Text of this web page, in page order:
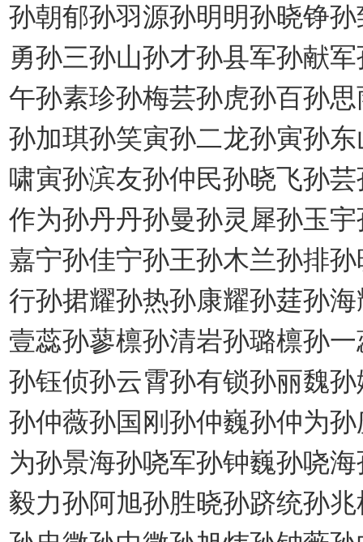
孙朝郁孙羽源孙明明孙晓铮
勇孙三孙山孙才孙县军孙献
午孙素珍孙梅芸孙虎孙百孙
孙加琪孙笑寅孙二龙孙寅孙
啸寅孙滨友孙仲民孙晓飞孙
作为孙丹丹孙曼孙灵犀孙玉
嘉宁孙佳宁孙王孙木兰孙排
行孙捃耀孙热孙康耀孙莛孙
壹蕊孙蓼檩孙清岩孙璐檩孙
孙钰侦孙云霄孙有锁孙丽魏
孙仲薇孙国刚孙仲巍孙仲为
为孙景海孙哓军孙钟巍孙哓
毅力孙阿旭孙胜晓孙跻统孙